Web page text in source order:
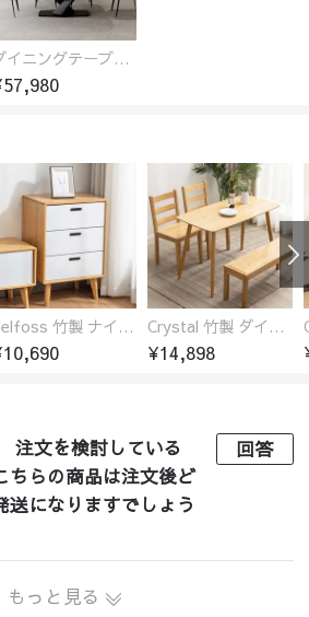
ダイニングテーブル おしゃれ セラミック天板 大理石柄 食卓 4人用 4人 6人 140cm 160cm 180cm 耐久性 耐熱 食事テーブル
Selfoss 竹製 ナイトテーブル Crystal 竹製 ダイニングテーブル
¥14,898
注文を検討している
ちらの商品は注文後ど
送になりますでしょう
回答
もっと見る